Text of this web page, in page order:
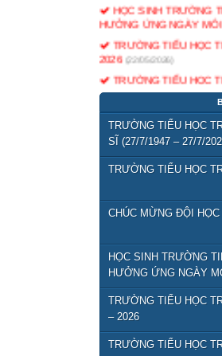
HƯỞNG ỨNG NGÀY
TRƯỜNG TIỂU HỌC
2026 (22/05/2026)
TRƯỜNG TIỂU HỌC
TRƯỜNG TIỂU HỌC
GIAO LƯU VỚI CÁC ANH
Lịch họp CMHS cuối
QĐ bộ sách giáo khoa
Giới thiệu danh mục
TỔ CHỨC CHUYÊN
TRƯỜNG TIỂU HỌC
SĨ (27/7/1947 – 27/7/
TRƯỜNG TIỂU HỌC
CHÚC MỪNG ĐỘI
HỌC SINH TRƯỜNG
HƯỞNG ỨNG NGÀY
TRƯỜNG TIỂU HỌC
– 2026
TRƯỜNG TIỂU HỌC